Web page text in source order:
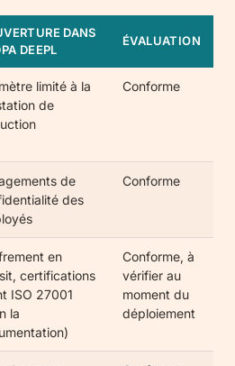
DANS
DEEPL
ÉVALUATION
limité à la
de
Conforme
de
des
Conforme
en
certifications
ISO 27001
la
Conforme, à
vérifier au
moment du
déploiement